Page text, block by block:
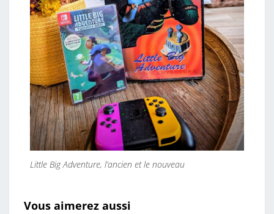
Little Big Adventure, l’ancien et le nouveau
Vous aimerez aussi